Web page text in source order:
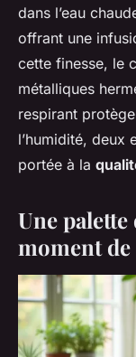
dans l’eau
offrant une
cette finesse, le
métalliques
respirant
l’humidité, deux
portée à la
Une
moment